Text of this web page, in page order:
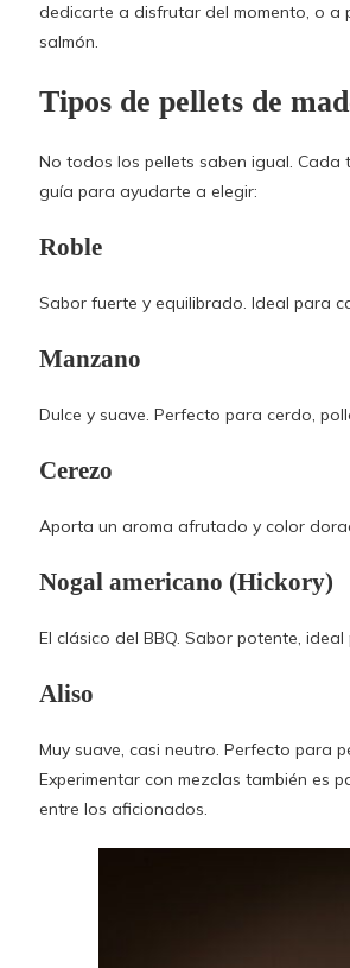
dedicarte a disfrutar del momento, o a
salmón.
Tipos de pellets de
No todos los pellets saben igual.
guía para ayudarte a elegir:
Roble
Sabor fuerte y equilibrado. Ideal para
Manzano
Dulce y suave. Perfecto para cerdo,
Cerezo
Aporta un aroma afrutado y color
Nogal americano (Hickory)
El clásico del BBQ. Sabor potente,
Aliso
Muy suave, casi neutro. Perfecto para
Experimentar con mezclas también es
entre los aficionados.